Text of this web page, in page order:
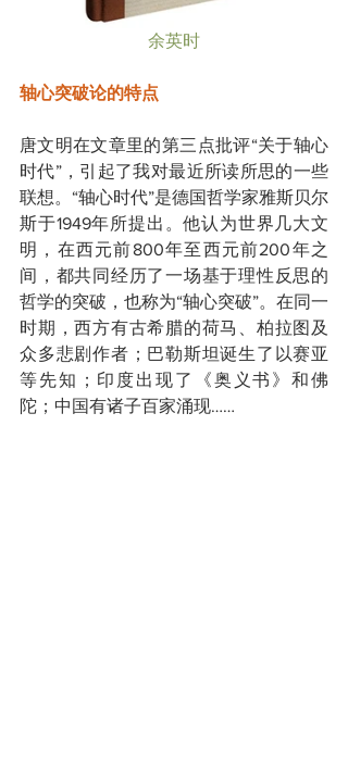
余英时
轴心突破论的特点
唐文明在文章里的第三点批评“关于轴心
时代”，引起了我对最近所读所思的一些
联想。“轴心时代”是德国哲学家雅斯贝尔
斯于1949年所提出。他认为世界几大文
明，在西元前800年至西元前200年之
间，都共同经历了一场基于理性反思的
哲学的突破，也称为“轴心突破”。在同一
时期，西方有古希腊的荷马、柏拉图及
众多悲剧作者；巴勒斯坦诞生了以赛亚
等先知；印度出现了《奥义书》和佛
陀；中国有诸子百家涌现……